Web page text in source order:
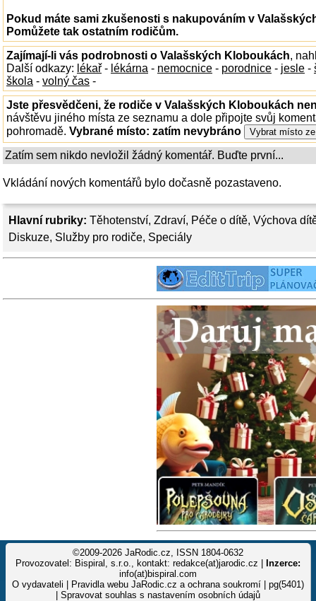
Hlavní rubriky: Těhotenství, Zdraví, Péče o dítě, Výchova
Diskuze, Služby pro rodiče, Speciály
Pokud máte sami zkušenosti s nakupováním v
Pomůžete tak ostatním rodičům.
Zajímají-li vás podrobnosti o Valašských Kloboukách,
Další odkazy: lékař - lékárna - nemocnice - porodnice - jesle -
škola - volný čas -
Jste přesvědčeni, že rodiče v Valašských Kloboukách
návštěvu jiného místa ze seznamu a dole připojte svůj
pohromadě. Vybrané místo: zatím nevybráno
Zatím sem nikdo nevložil žádný komentář. Buďte první...
Vkládání nových komentářů bylo dočasně pozastaveno.
©2009-2026 JaRodic.cz, ISSN 1804-0632
Provozovatel: Bispiral, s.r.o., kontakt: redakce(at)jarodic.cz |
Inzerce:
info(at)bispiral.com
O vydavateli
Pravidla webu JaRodic.cz a ochrana soukromí | pg(5401)
Spravovat souhlas s nastavením osobních údajů